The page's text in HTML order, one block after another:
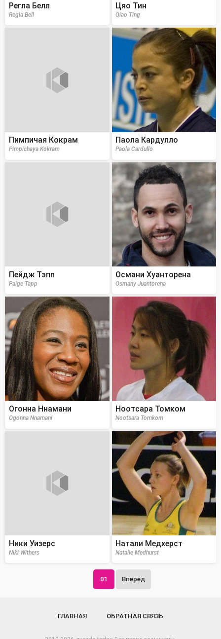
Регла Белл
Regla Bell
Цяо Тин
Qiao Ting
Пимпичая Кокрам
Pimpichaya Kokram
Паола Кардулло
Paola Cardullo
Пейдж Тэпп
Paige Tapp
Османи Хуанторена
Osmany Juantorena
Огонна Ннамани
Ogonna Nnamani
Ноотсара Томком
Nootsara Tomkom
Ники Уизерс
Niki Withers
Натали Медхерст
Natalie Medhurst
01 Вперед
ГЛАВНАЯ ОБРАТНАЯ СВЯЗЬ